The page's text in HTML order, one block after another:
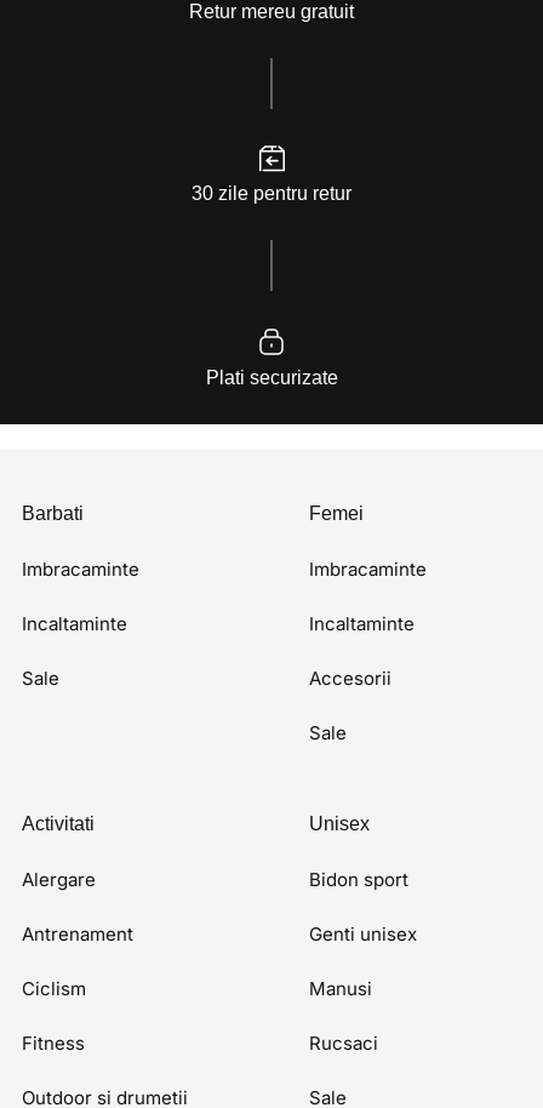
Retur mereu gratuit
30 zile pentru retur
Plati securizate
Barbati
Imbracaminte
Incaltaminte
Sale
Femei
Imbracaminte
Incaltaminte
Accesorii
Sale
Activitati
Alergare
Antrenament
Ciclism
Fitness
Outdoor si drumetii
Unisex
Bidon sport
Genti unisex
Manusi
Rucsaci
Sale